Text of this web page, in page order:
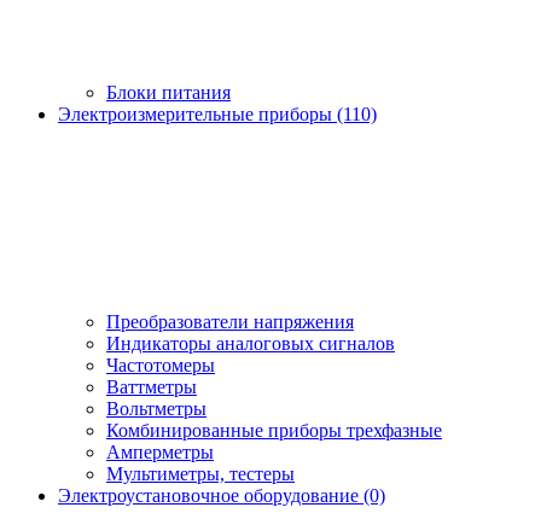
Блоки питания
Электроизмерительные приборы (110)
Преобразователи напряжения
Индикаторы аналоговых сигналов
Частотомеры
Ваттметры
Вольтметры
Комбинированные приборы трехфазные
Амперметры
Мультиметры, тестеры
Электроустановочное оборудование (0)